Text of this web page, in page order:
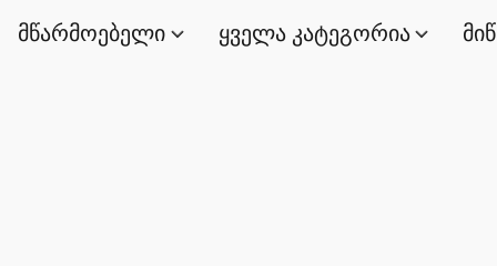
მწარმოებელი ყველა კატეგორია